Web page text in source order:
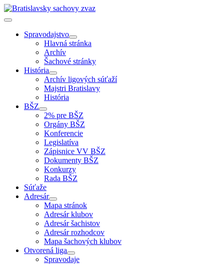
Spravodajstvo
Hlavná stránka
Archív
Šachové stránky
História
Archív ligových súťaží
Majstri Bratislavy
História
BŠZ
2% pre BŠZ
Orgány BŠZ
Konferencie
Legislatíva
Zápisnice VV BŠZ
Dokumenty BŠZ
Konkurzy
Rada BŠZ
Súťaže
Adresár
Mapa stránok
Adresár klubov
Adresár šachistov
Adresár rozhodcov
Mapa šachových klubov
Otvorená liga
Spravodaje